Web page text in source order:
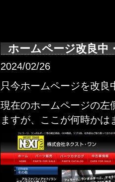
ホームページ改良中
2024/02/26
只今ホームページを改良
現在のホームページの左
ますが、ここが何時か